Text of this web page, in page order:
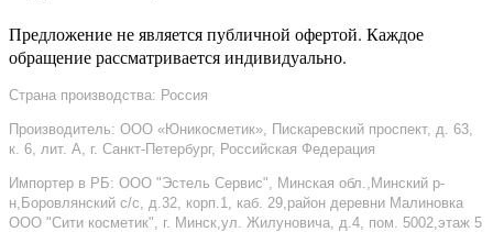
Предложение не является публичной офертой. Каждое
обращение рассматривается индивидуально.
Страна производства: Россия
Производитель: ООО «Юникосметик», Пискаревский проспект, д. 63,
к. 6, лит. А, г. Санкт-Петербург, Российская Федерация
Импортер в РБ: ООО "Эстель Сервис", Минская обл.,Минский р-
н,Боровлянский с/с, д.32, корп.1, каб. 29,район деревни Малиновка
ООО "Сити косметик", г. Минск,ул. Жилуновича, д.4, пом. 5002,этаж 5